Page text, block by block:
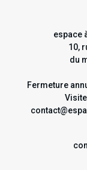
espace
10,
du
Fermeture